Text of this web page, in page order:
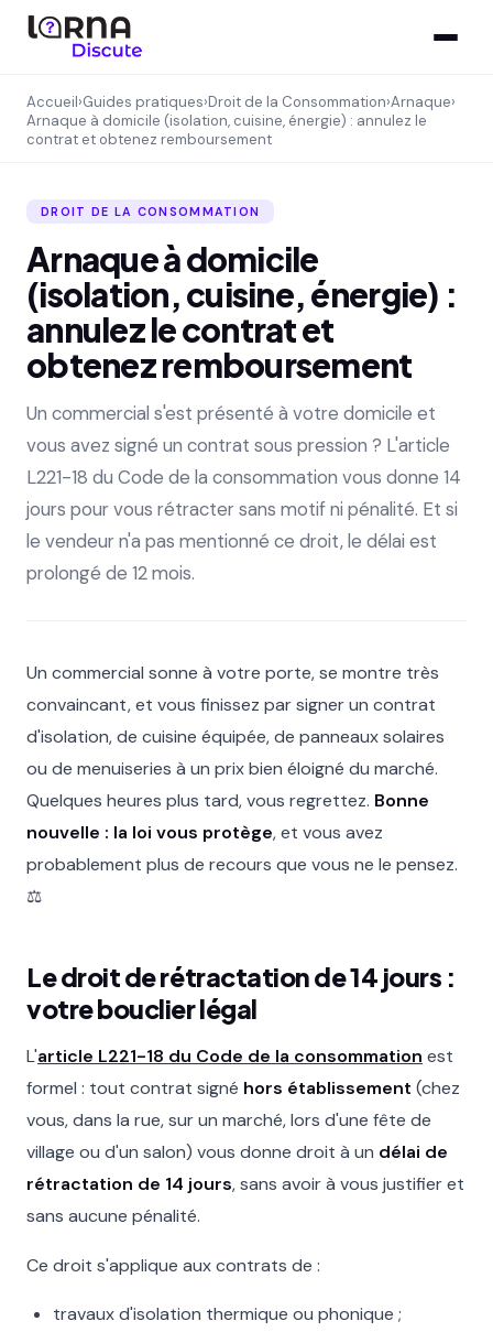
Accueil›Guides pratiques›Droit de la Consommation›Arnaque›
Arnaque à domicile (isolation, cuisine, énergie) : annulez le
contrat et obtenez remboursement
DROIT DE LA CONSOMMATION
Arnaque à domicile
(isolation, cuisine, énergie) :
annulez le contrat et
obtenez remboursement
Un commercial s'est présenté à votre domicile et
vous avez signé un contrat sous pression ? L'article
L221-18 du Code de la consommation vous donne 14
jours pour vous rétracter sans motif ni pénalité. Et si
le vendeur n'a pas mentionné ce droit, le délai est
prolongé de 12 mois.
Un commercial sonne à votre porte, se montre très
convaincant, et vous finissez par signer un contrat
d'isolation, de cuisine équipée, de panneaux solaires
ou de menuiseries à un prix bien éloigné du marché.
Quelques heures plus tard, vous regrettez. Bonne
nouvelle : la loi vous protège, et vous avez
probablement plus de recours que vous ne le pensez.
⚖️
Le droit de rétractation de 14 jours :
votre bouclier légal
L'article L221-18 du Code de la consommation est
formel : tout contrat signé hors établissement (chez
vous, dans la rue, sur un marché, lors d'une fête de
village ou d'un salon) vous donne droit à un délai de
rétractation de 14 jours, sans avoir à vous justifier et
sans aucune pénalité.
Ce droit s'applique aux contrats de :
travaux d'isolation thermique ou phonique ;